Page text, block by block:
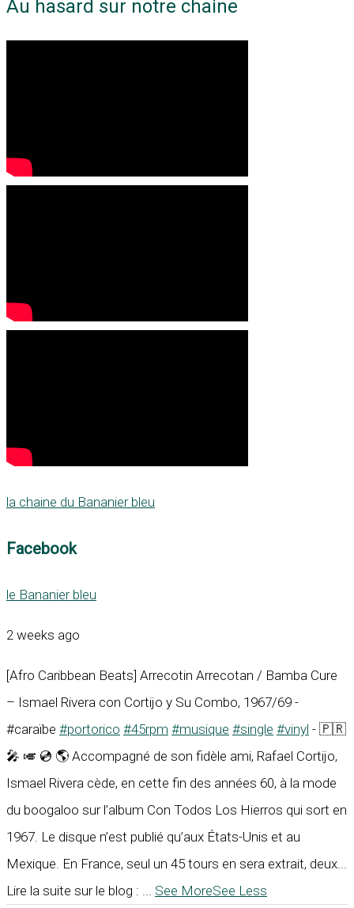
Au hasard sur notre chaine
la chaine du Bananier bleu
Facebook
le Bananier bleu
2 weeks ago
[Afro Caribbean Beats] Arrecotin Arrecotan / Bamba Cure
– Ismael Rivera con Cortijo y Su Combo, 1967/69 -
#caraïbe #portorico #45rpm #musique #single #vinyl - 🇵🇷
🎤 🎺 💿 🌎 Accompagné de son fidèle ami, Rafael Cortijo,
Ismael Rivera cède, en cette fin des années 60, à la mode
du boogaloo sur l’album Con Todos Los Hierros qui sort en
1967. Le disque n’est publié qu’aux États-Unis et au
Mexique. En France, seul un 45 tours en sera extrait, deux...
Lire la suite sur le blog :
See MoreSee Less